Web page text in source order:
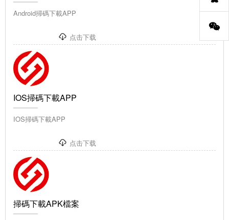
Android掃碼下載APP
点击下载
IOS掃碼下載APP
IOS掃碼下載APP
点击下载
掃碼下載APK檔案